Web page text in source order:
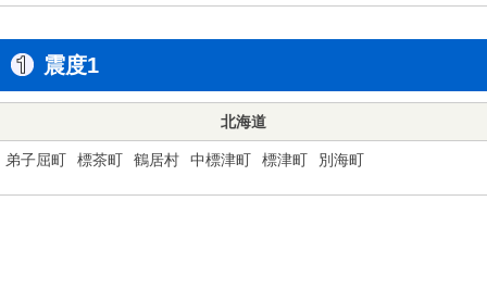
震度1
北海道
弟子屈町 標茶町 鶴居村 中標津町 標津町 別海町